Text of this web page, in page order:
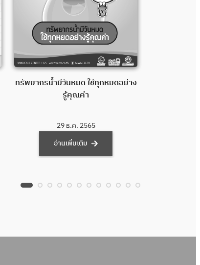
ทรัพยากรน้ำมีวันหมด ใช้ทุกหยดอย่าง
รู้คุณค่า
29 ธ.ค. 2565
อ่านเพิ่มเติม